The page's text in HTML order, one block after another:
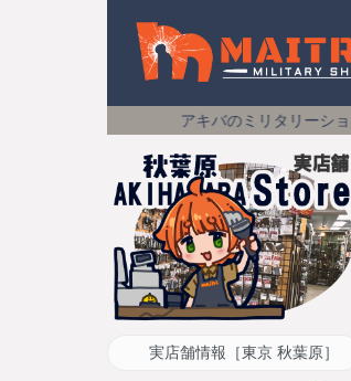
アキバのミリタリーショップ 15時までの注
実店舗情報［東京 秋葉原］